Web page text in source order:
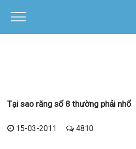
Tại sao răng số 8 thường phải nhổ
15-03-2011 4810